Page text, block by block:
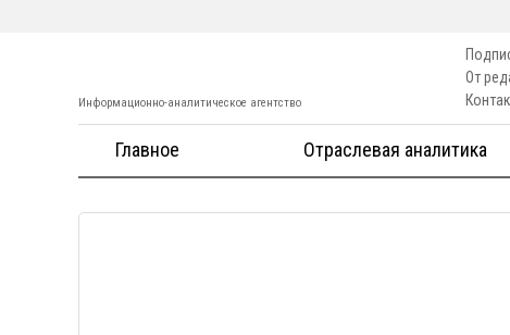
Информационно-аналитическое агентство
От
Главное Отраслевая аналитика